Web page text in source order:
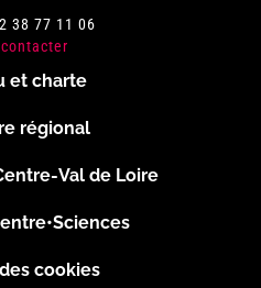
38 77 11 06
et charte
régional
Val de Loire
cookies